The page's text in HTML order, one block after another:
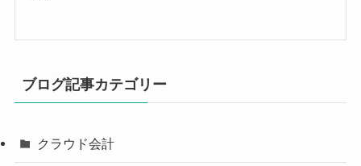
ブログ記事カテゴリー
クラウド会計